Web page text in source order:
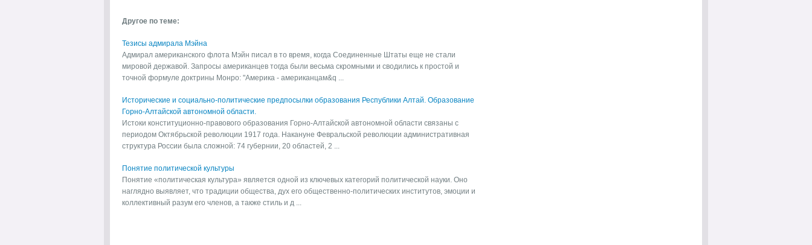
Другое по теме:
Тезисы адмирала Мэйна
Адмирал американского флота Мэйн писал в то время, когда Соединенные Штаты еще не стали
мировой державой. Запросы американцев тогда были весьма скромными и сводились к простой и
точной формуле доктрины Монро: "Америка - американцам&q ...
Исторические и социально-политические предпосылки образования Республики Алтай. Образование
Горно-Алтайской автономной области.
Истоки конституционно-правового образования Горно-Алтайской автономной области связаны с
периодом Октябрьской революции 1917 года. Накануне Февральской революции административная
структура России была сложной: 74 губернии, 20 областей, 2 ...
Понятие политической культуры
Понятие «политическая культура» является одной из ключевых категорий политической науки. Оно
наглядно выявляет, что традиции общества, дух его общественно-политических институтов, эмоции и
коллективный разум его членов, а также стиль и д ...